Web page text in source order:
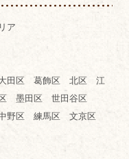
ア
田区 葛飾区 北区 江
墨田区 世田谷区
野区 練馬区 文京区